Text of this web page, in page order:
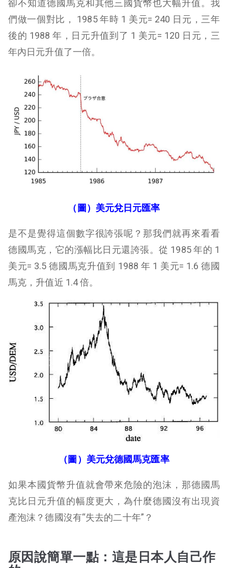
卻不知道德國馬克和其他三國貨幣也大幅升值。我
們做一個對比， 1985 年時 1 美元= 240 日元，三年
後的 1988 年，日元升值到了 1 美元= 120 日元，三
年內日元升值了一倍。
（圖）美元兌日元匯率
是不是覺得這個數字很誇張呢？那我們就再來看看
德國馬克，它的漲幅比日元還誇張。從 1985 年的 1
美元= 3.5 德國馬克升值到 1988 年 1 美元= 1.6 德國
馬克，升值近 1.4 倍。
（圖）美元兌德國馬克匯率
如果本國貨幣升值就會帶來危險的泡沫，那德國馬
克比日元升值的幅度更大，為什麼德國沒有出現資
產泡沫？德國沒有“失去的二十年”？
原因說簡單一點： 這是日本人自己作